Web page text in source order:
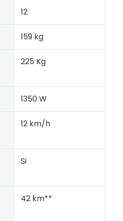
12
159 kg
225 Kg
1350 W
12 km/h
Si
42 km**